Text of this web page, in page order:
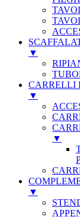
▼
CARRELLI
▼
▼
▼